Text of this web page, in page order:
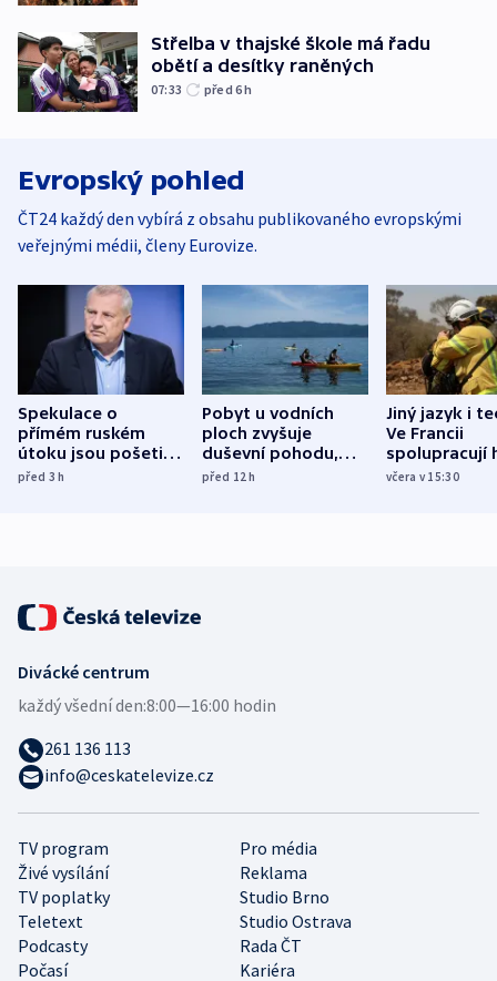
Střelba v thajské škole má řadu
obětí a desítky raněných
07:33 před 6h
Evropský pohled
ČT24 každý den vybírá z obsahu publikovaného evropskými
veřejnými médii, členy Eurovize.
Spekulace o
přímém ruském
útoku jsou pošetilé,
míní estonský
před 3h
Pobyt u vodních
ploch zvyšuje
duševní pohodu,
ukázala
před 12h
Jiný jazyk i
Ve Francii
spolupracují
různých zemí
včera v 15:30
TV program
Pro média
Živé vysílání
Reklama
TV poplatky
Studio Brno
Teletext
Studio Ostrava
Podcasty
Rada ČT
Počasí
Kariéra
Divácké centrum
každý všední den:8:00—16:00 hodin
261 136 113
info@ceskatelevize.cz